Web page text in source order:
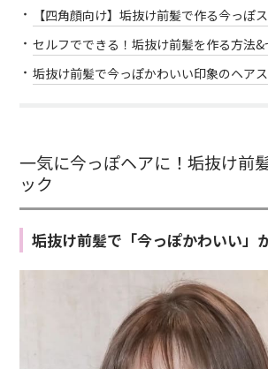
【四角顔向け】垢抜け前髪で作る今っぽ
セルフでできる！垢抜け前髪を作る方法
垢抜け前髪で今っぽかわいい印象のヘア
一気に今っぽヘアに！垢抜け前
ック
垢抜け前髪で「今っぽかわいい」